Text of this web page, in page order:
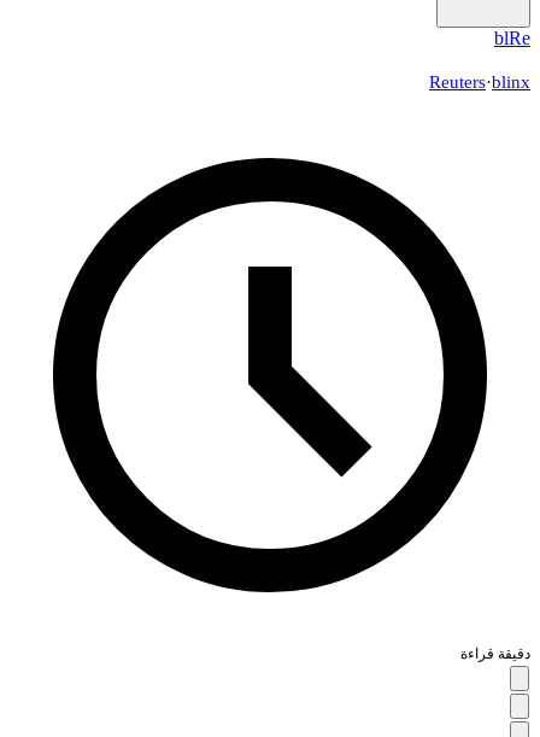
blRe
blinx
·
Reuters
دقيقة قراءة